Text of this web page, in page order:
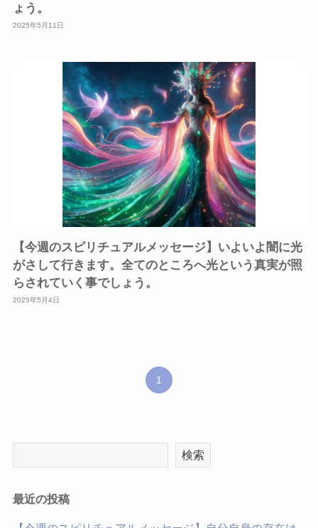
ょう。
2025年5月11日
【今週のスピリチュアルメッセージ】いよいよ闇に光
がさして行きます。全てのところへ光という真実が照
らされていく事でしょう。
2025年5月4日
1
検索
最近の投稿